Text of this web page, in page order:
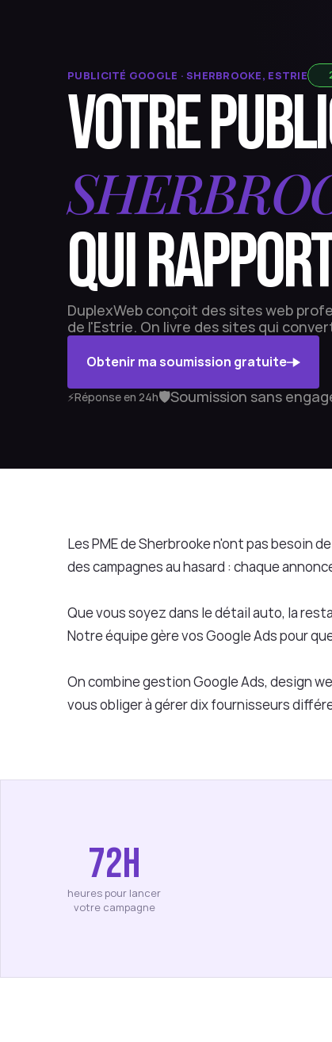
PUBLICITÉ GOOGLE · SHERBROOKE, ESTRIE
VOTRE
QUI
DuplexWeb conçoit des sites web
de l'Estrie. On livre des sites qui
Obtenir ma soumission gratuite
⚡Réponse en 24h🛡️Soumission sans
Les PME de Sherbrooke n'ont pas besoin
des campagnes au hasard : chaque
Que vous soyez dans le détail auto, la
Notre équipe gère vos Google Ads pour
On combine gestion Google Ads, design
vous obliger à gérer dix fournisseurs
72h
heures pour lancer
votre campagne